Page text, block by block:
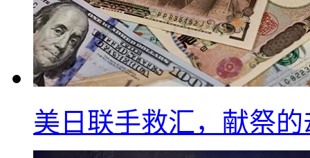
美日联手救汇，献祭